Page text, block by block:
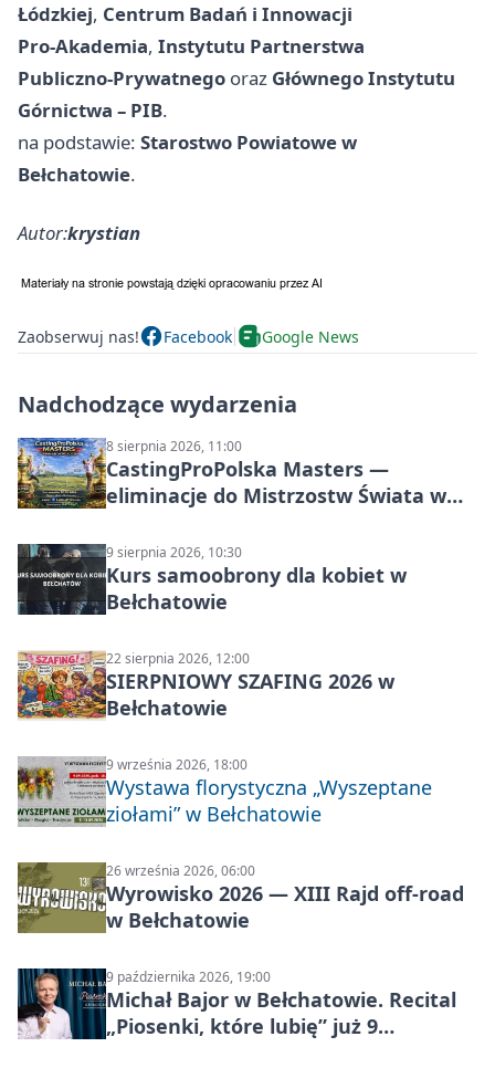
Łódzkiej, Centrum Badań i Innowacji
Pro‑Akademia, Instytutu Partnerstwa
Publiczno‑Prywatnego oraz Głównego Instytutu
Górnictwa – PIB.
na podstawie: Starostwo Powiatowe w
Bełchatowie.
Autor:krystian
Zaobserwuj nas! Facebook Google News
Nadchodzące wydarzenia
8 sierpnia 2026, 11:00
CastingProPolska Masters —
eliminacje do Mistrzostw Świata w
9 sierpnia 2026, 10:30
Kurs samoobrony dla kobiet w
Bełchatowie
22 sierpnia 2026, 12:00
SIERPNIOWY SZAFING 2026 w
Bełchatowie
9 września 2026, 18:00
Wystawa florystyczna „Wyszeptane
ziołami” w Bełchatowie
26 września 2026, 06:00
Wyrowisko 2026 — XIII Rajd off‑road
w Bełchatowie
9 października 2026, 19:00
Michał Bajor w Bełchatowie. Recital
„Piosenki, które lubię” już 9